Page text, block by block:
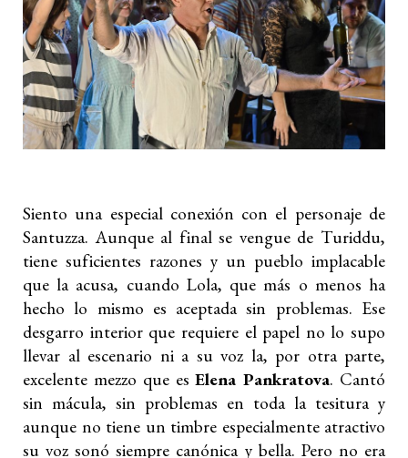
Siento una especial conexión con el personaje de
Santuzza. Aunque al final se vengue de Turiddu,
tiene suficientes razones y un pueblo implacable
que la acusa, cuando Lola, que más o menos ha
hecho lo mismo es aceptada sin problemas. Ese
desgarro interior que requiere el papel no lo supo
llevar al escenario ni a su voz la, por otra parte,
excelente mezzo que esElena Pankratova. Cantó
sin mácula, sin problemas en toda la tesitura y
aunque no tiene un timbre especialmente atractivo
su voz sonó siempre canónica y bella. Pero no era